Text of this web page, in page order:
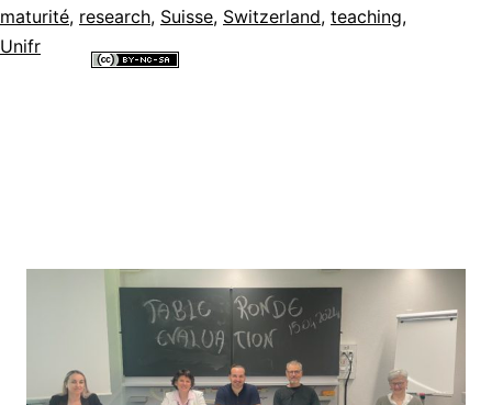
maturité, research, Suisse, Switzerland, teaching,
Unifr